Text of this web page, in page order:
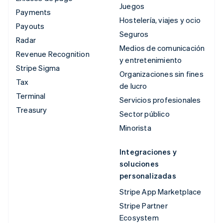
Payments
Payouts
Radar
Revenue Recognition
Stripe Sigma
Tax
Terminal
Treasury
Juegos
Hostelería, viajes y ocio
Seguros
Medios de comunicación
y entretenimiento
Organizaciones sin fines
de lucro
Servicios profesionales
Sector público
Minorista
Integraciones y
soluciones
personalizadas
Stripe App Marketplace
Stripe Partner
Ecosystem